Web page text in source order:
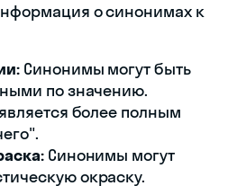
о синонимах к
Синонимы могут быть
по значению.
более полным
Синонимы могут
окраску.